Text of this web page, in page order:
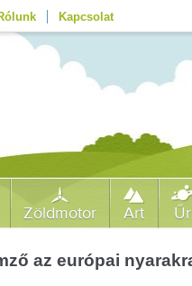
Kapcsolat
Zöldmotor Art Űr
az európai